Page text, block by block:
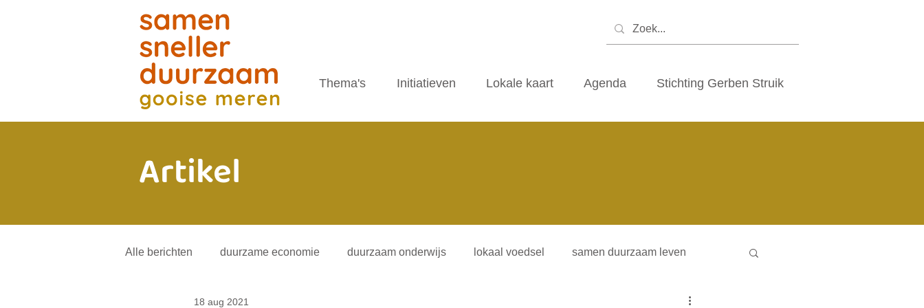
Thema's Initiatieven Lokale kaart Agenda Stichting Gerben Struik
Artikel
Alle berichten duurzame economie duurzaam onderwijs lokaal voedsel samen duurzaam leven
18 aug 2021